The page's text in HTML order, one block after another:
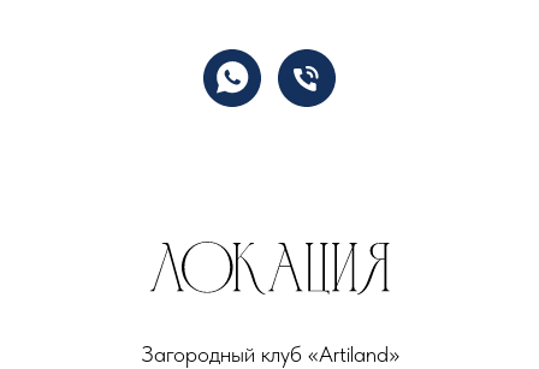
Загородный клуб «Artiland»